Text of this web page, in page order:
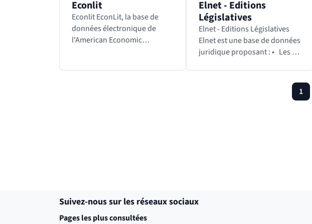
Econlit
Econlit EconLit, la base de
données électronique de
l'American Economic
Elnet - Editions
Législatives
Elnet - Editions Législatives
Elnet est une base de données
juridique proposant : • Les 21
page
1
Suivez-nous sur les réseaux sociaux
Pages les plus consultées